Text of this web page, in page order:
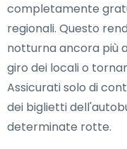
completamente
regionali. Questo
notturna ancora più
giro dei locali o
Assicurati solo di
dei biglietti
determinate rotte.